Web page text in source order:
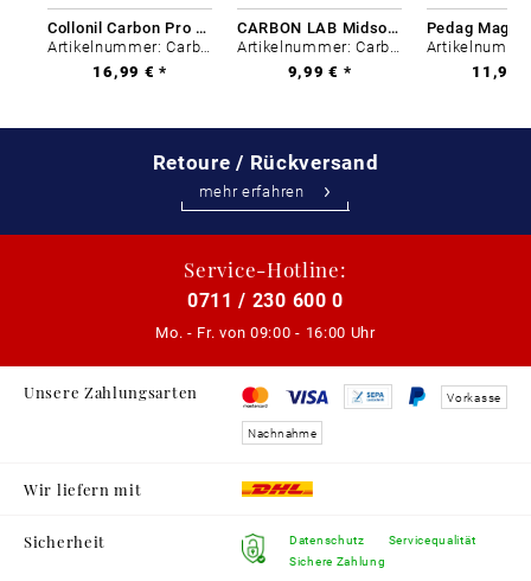
Collonil Carbon Pro 400 ml
Artikelnummer: Carbon-0
16,99 € *
CARBON LAB Midsole Cleaner
Artikelnummer: Carbon-0
9,99 € *
11,99
Retoure / Rückversand
mehr erfahren
Service-Hotline:
0711 / 230 600 0
Mo. - Fr. von 09:00 - 16:00 Uhr
Unsere Zahlungsarten Vorkasse
Nachnahme
Wir liefern mit
Sicherheit
Datenschutz
Sichere Zahlung
Servicequalität